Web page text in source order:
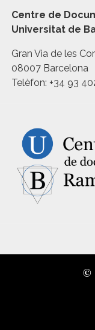
Centre de
Universitat de
Gran Via de les
08007 Barcelona
Telèfon: +34 93
©